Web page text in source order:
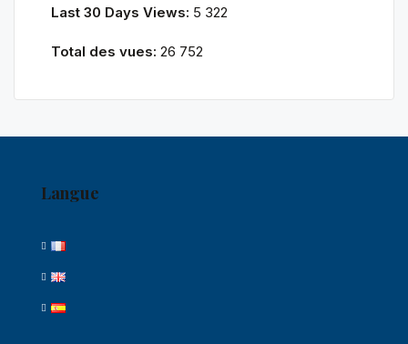
Last 30 Days Views: 5 322
Total des vues: 26 752
Langue